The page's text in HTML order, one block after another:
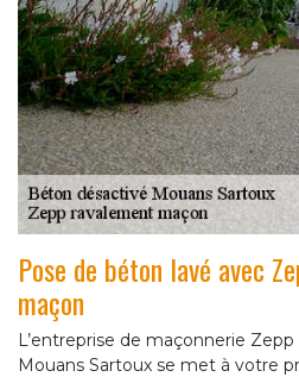
Pose de béton lavé avec
maçon
L’entreprise de maçonnerie
Mouans Sartoux se met à votre